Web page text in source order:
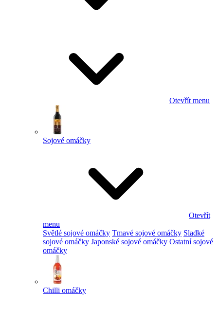
Otevřít menu
Sojové omáčky
Otevřít
menu
Světlé sojové omáčky Tmavé sojové omáčky Sladké
sojové omáčky Japonské sojové omáčky Ostatní sojové
omáčky
Chilli omáčky